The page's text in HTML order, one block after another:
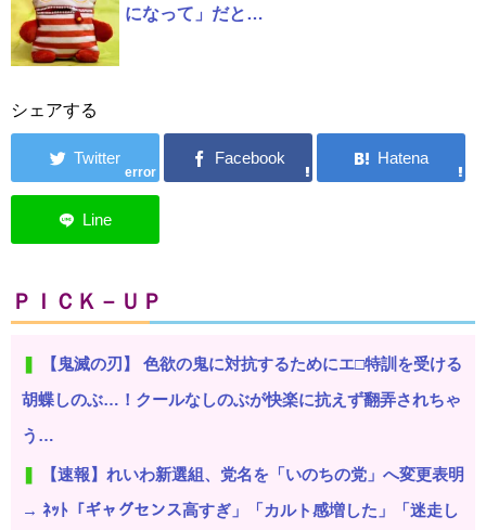
になって」だと…
シェアする
error
ＰＩＣＫ－ＵＰ
【鬼滅の刃】 色欲の鬼に対抗するためにエ□特訓を受ける
胡蝶しのぶ…！クールなしのぶが快楽に抗えず翻弄されちゃ
う…
【速報】れいわ新選組、党名を「いのちの党」へ変更表明
→ ﾈｯﾄ「ギャグセンス高すぎ」「カルト感増した」「迷走し